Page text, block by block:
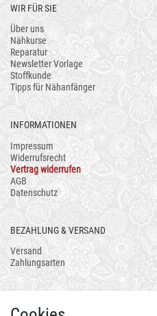
WIR FÜR SIE
Über uns
Nähkurse
Reparatur
Newsletter Vorlage
Stoffkunde
Tipps für Nähanfänger
INFORMATIONEN
Impressum
Widerrufsrecht
Vertrag widerrufen
AGB
Datenschutz
BEZAHLUNG & VERSAND
Versand
Zahlungsarten